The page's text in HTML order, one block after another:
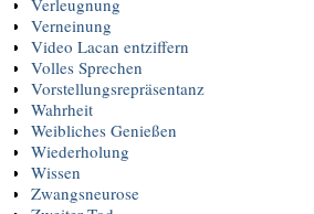
Verneinung
Video Lacan entziffern
Volles Sprechen
Vorstellungsrepräsentanz
Wahrheit
Weibliches Genießen
Wiederholung
Wissen
Zwangsneurose